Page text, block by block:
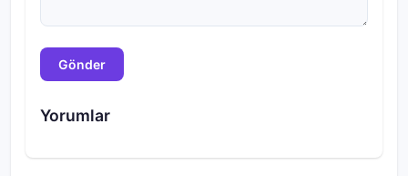
Gönder
Yorumlar